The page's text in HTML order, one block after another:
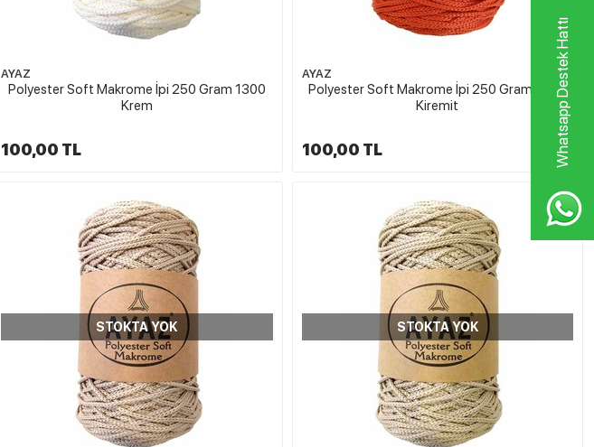
Whatsapp Destek Hattı
AYAZ
Polyester Soft Makrome İpi 250 Gram 1300
Krem
100,00 TL
AYAZ
Polyester Soft Makrome İpi 250 Gram 1507
Kiremit
100,00 TL
STOKTA YOK STOKTA YOK